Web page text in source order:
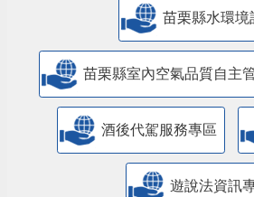
苗栗縣水環境
苗栗縣室內空氣品質自主
酒後代駕服務專區
遊說法資訊